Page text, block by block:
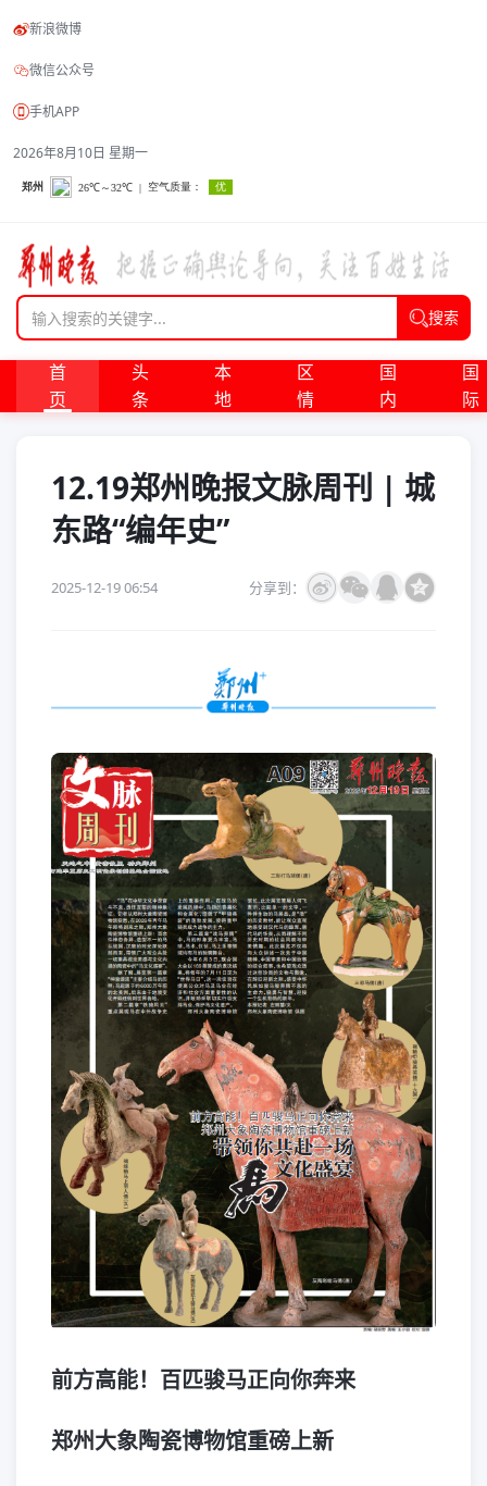
新浪微博
微信公众号
手机APP
2026年8月10日 星期一
搜索
首
页
头
条
本
地
区
情
国
内
国
际
12.19郑州晚报文脉周刊 | 城
东路“编年史”
2025-12-19 06:54 分享到：
前方高能！百匹骏马正向你奔来
郑州大象陶瓷博物馆重磅上新